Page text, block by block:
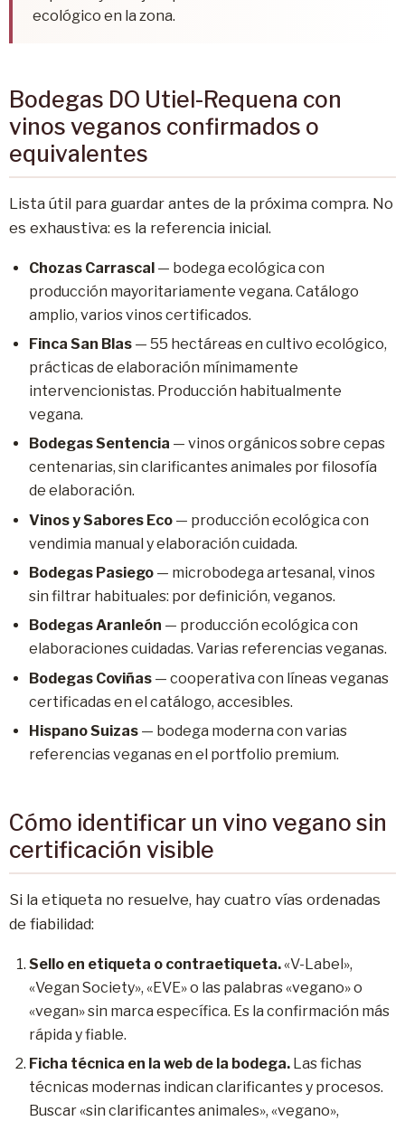
ecológico en la zona.
Bodegas DO Utiel-Requena con
vinos veganos confirmados o
equivalentes
Lista útil para guardar antes de la próxima compra. No
es exhaustiva: es la referencia inicial.
Chozas Carrascal — bodega ecológica con
producción mayoritariamente vegana. Catálogo
amplio, varios vinos certificados.
Finca San Blas — 55 hectáreas en cultivo ecológico,
prácticas de elaboración mínimamente
intervencionistas. Producción habitualmente
vegana.
Bodegas Sentencia — vinos orgánicos sobre cepas
centenarias, sin clarificantes animales por filosofía
de elaboración.
Vinos y Sabores Eco — producción ecológica con
vendimia manual y elaboración cuidada.
Bodegas Pasiego — microbodega artesanal, vinos
sin filtrar habituales: por definición, veganos.
Bodegas Aranleón — producción ecológica con
elaboraciones cuidadas. Varias referencias veganas.
Bodegas Coviñas — cooperativa con líneas veganas
certificadas en el catálogo, accesibles.
Hispano Suizas — bodega moderna con varias
referencias veganas en el portfolio premium.
Cómo identificar un vino vegano sin
certificación visible
Si la etiqueta no resuelve, hay cuatro vías ordenadas
de fiabilidad:
Sello en etiqueta o contraetiqueta.«V-Label»,
«Vegan Society», «EVE» o las palabras «vegano» o
«vegan» sin marca específica. Es la confirmación más
rápida y fiable.
Ficha técnica en la web de la bodega. Las fichas
técnicas modernas indican clarificantes y procesos.
Buscar «sin clarificantes animales», «vegano»,